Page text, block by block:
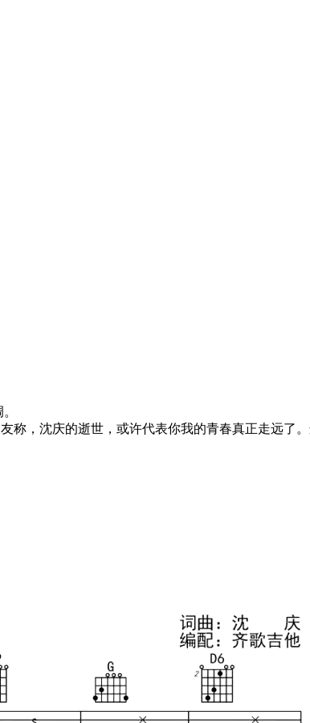
，沈庆的逝世，或许代表你我的青春真正走远了